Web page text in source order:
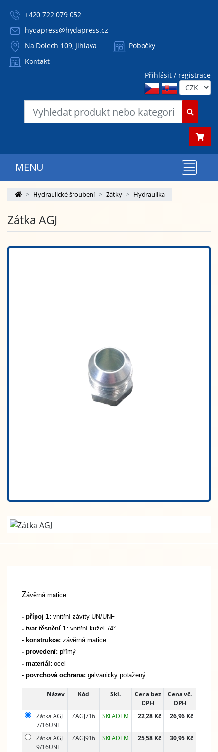
+420 722 079 052
hydapress@hydapress.cz
Na Dolech 109, Jihlava
Pobočky
Kontakt
Přihlásit / registrace
MENU
Hydraulické šroubení Zátky Hydraulika
Zátka AGJ
Závěrná matice
- přípoj 1: vnitřní závity UN/UNF
- tvar těsnění 1: vnitřní kužel 74°
- konstrukce: závěrná matice
- provedení: přímý
- materiál: ocel
- povrchová ochrana: galvanicky potažený
Název Kód Skl.
Cena bez
DPH
Cena vč.
DPH
Zátka AGJ
7/16UNF
ZAGJ716 SKLADEM 22,28 Kč 26,96 Kč
Zátka AGJ
9/16UNF
ZAGJ916 SKLADEM 25,58 Kč 30,95 Kč